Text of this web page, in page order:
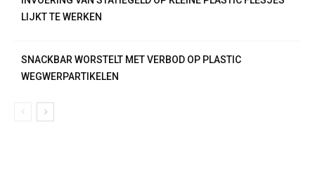
LIJKT TE WERKEN
SNACKBAR WORSTELT MET VERBOD OP PLASTIC
WEGWERPARTIKELEN